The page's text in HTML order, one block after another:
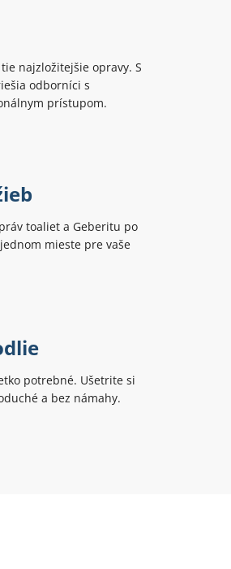
najzložitejšie opravy. S
odborníci s
prístupom.
toaliet a Geberitu po
mieste pre vaše
potrebné. Ušetrite si
a bez námahy.